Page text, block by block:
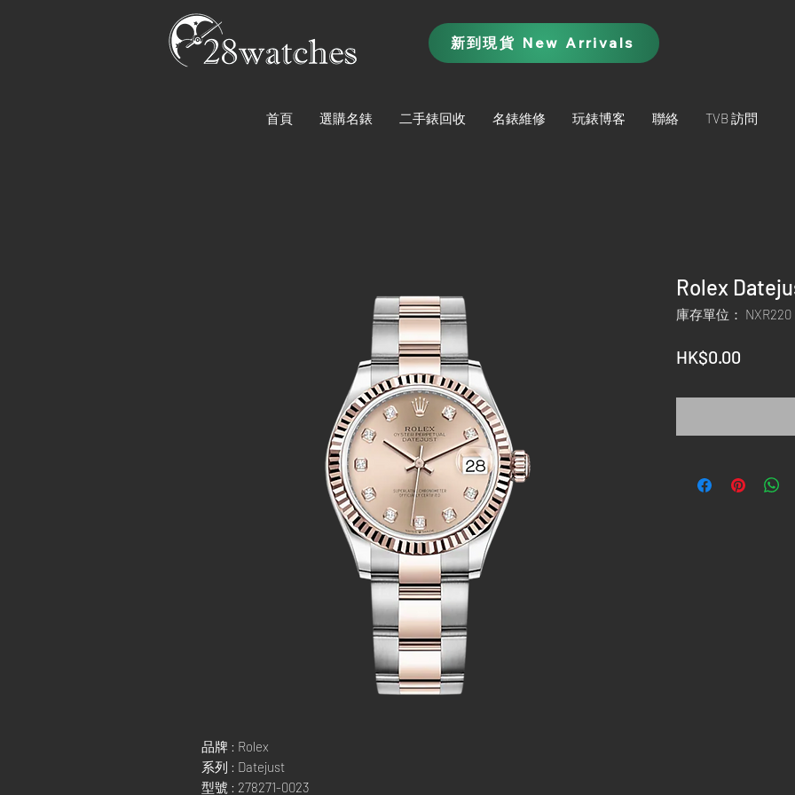
新到現貨 New Arrivals
首頁 選購名錶 二手錶回收 名錶維修 玩錶博客 聯絡 TVB 訪問
品牌 : Rolex
系列 : Datejust
型號 : 278271-0023
Rolex
庫存單位： NXR220
HK$0.00